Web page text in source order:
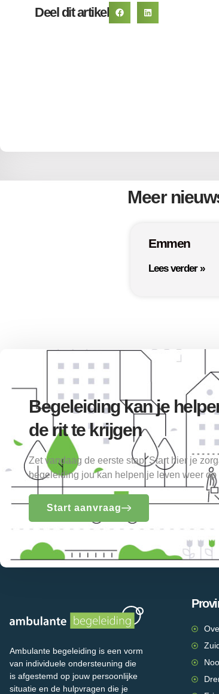
Deel dit artikel
Meer
Emmen
Lees verder »
Begeleiding kan je
de rit te krijgen
Zet vandaag de eerste stap. Start hier je
begeleiding jou kan helpen je leven weer op
Start aanvraag
Ambulante begeleiding is een vorm
van individuele ondersteuning die
is afgestemd op jouw persoonlijke
situatie en de hulpvragen die je